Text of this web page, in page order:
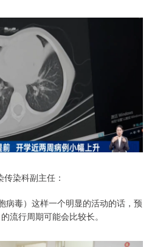
染科副主任：
病毒）这样一个明显的活动的话，预
流行周期可能会比较长。